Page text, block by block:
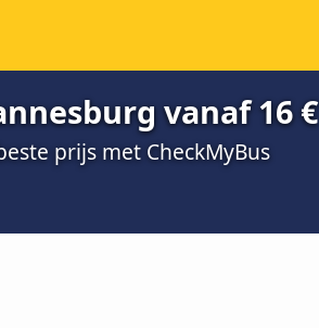
vanaf 16 €
prijs met CheckMyBus